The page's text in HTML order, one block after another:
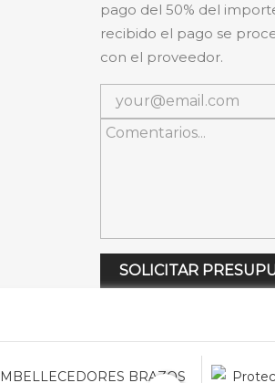
pago del 50% del
recibido el pago se
con el proveedor.
SOLICITAR